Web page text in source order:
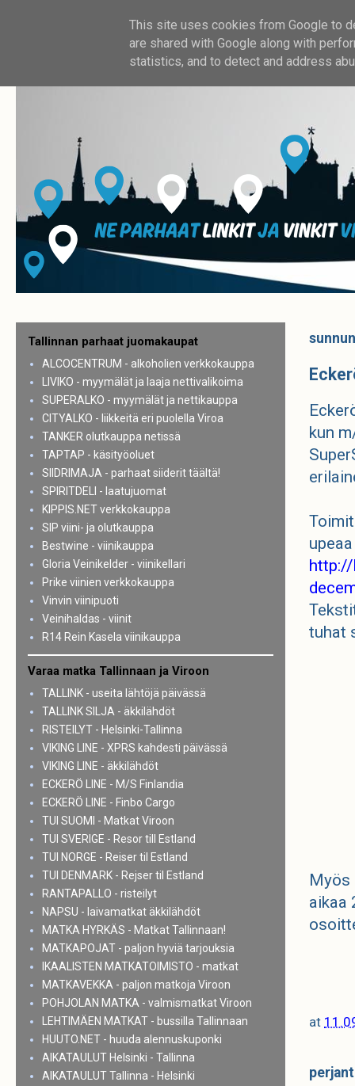
kun
tuhat
Myös
aikaa
at
Tallinnan parhaat juomakaupat
ALCOCENTRUM - alkoholien verkkokauppa
LIVIKO - myymälät ja laaja nettivalikoima
SUPERALKO - myymälät ja nettikauppa
CITYALKO - liikkeitä eri puolella Viroa
TANKER olutkauppa netissä
TAPTAP - käsityöoluet
SIIDRIMAJA - parhaat siiderit täältä!
SPIRITDELI - laatujuomat
KIPPIS.NET verkkokauppa
SIP viini- ja olutkauppa
Bestwine - viinikauppa
Gloria Veinikelder - viinikellari
Prike viinien verkkokauppa
Vinvin viinipuoti
Veinihaldas - viinit
R14 Rein Kasela viinikauppa
Varaa matka Tallinnaan ja Viroon
TALLINK - useita lähtöjä päivässä
TALLINK SILJA - äkkilähdöt
RISTEILYT - Helsinki-Tallinna
VIKING LINE - XPRS kahdesti päivässä
VIKING LINE - äkkilähdöt
ECKERÖ LINE - M/S Finlandia
ECKERÖ LINE - Finbo Cargo
TUI SUOMI - Matkat Viroon
TUI SVERIGE - Resor till Estland
TUI NORGE - Reiser til Estland
TUI DENMARK - Rejser til Estland
RANTAPALLO - risteilyt
NAPSU - laivamatkat äkkilähdöt
MATKA HYRKÄS - Matkat Tallinnaan!
MATKAPOJAT - paljon hyviä tarjouksia
IKAALISTEN MATKATOIMISTO - matkat
MATKAVEKKA - paljon matkoja Viroon
POHJOLAN MATKA - valmismatkat Viroon
LEHTIMÄEN MATKAT - bussilla Tallinnaan
HUUTO.NET - huuda alennuskuponki
AIKATAULUT Helsinki - Tallinna
AIKATAULUT Tallinna - Helsinki
This site uses cookies from Google to
are shared with Google along with
statistics, and to detect and address